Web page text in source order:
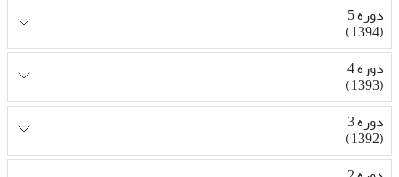
دوره 5
(1394)
دوره 4
(1393)
دوره 3
(1392)